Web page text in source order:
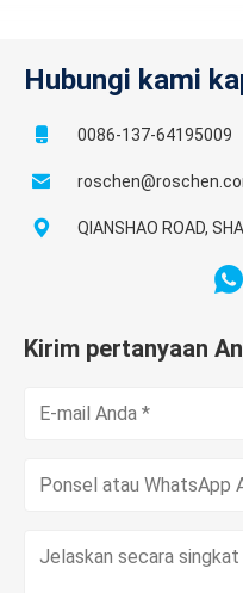
Hubungi kami
0086-137-64195009
QIANSHAO ROAD,
Kirim pertanyaan